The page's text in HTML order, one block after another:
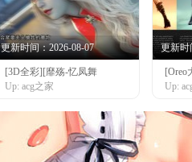
更新时间：2026-08-07
[3D全彩][靡殇-忆凤舞
Up: acg之家
更新时
[Oreo
Up: